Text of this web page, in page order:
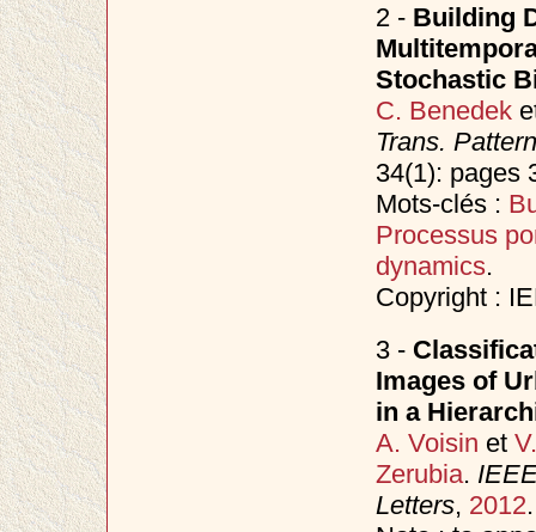
2 - Building
Stochastic
C. Benedek
Trans.
34(1): pages
Mots-clés :
Processus
dynamics.
Copyright :
3 -
Images of
in a
A. Voisin et
Zerubia.
Letters, 2012.